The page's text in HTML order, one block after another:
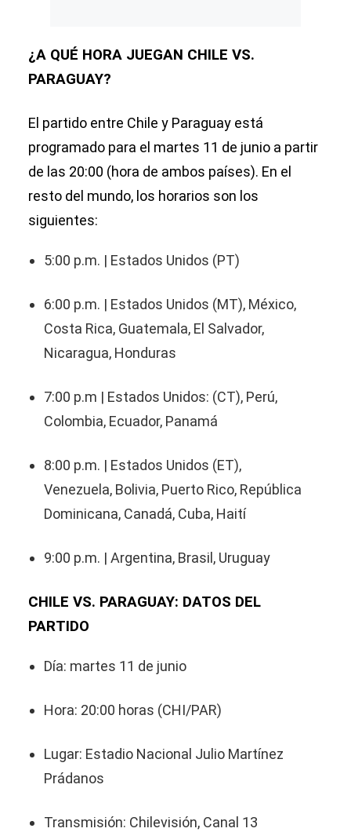
¿A QUÉ HORA JUEGAN CHILE VS.
PARAGUAY?
El partido entre Chile y Paraguay está
programado para el martes 11 de junio a partir
de las 20:00 (hora de ambos países). En el
resto del mundo, los horarios son los
siguientes:
5:00 p.m. | Estados Unidos (PT)
6:00 p.m. | Estados Unidos (MT), México,
Costa Rica, Guatemala, El Salvador,
Nicaragua, Honduras
7:00 p.m | Estados Unidos: (CT), Perú,
Colombia, Ecuador, Panamá
8:00 p.m. | Estados Unidos (ET),
Venezuela, Bolivia, Puerto Rico, República
Dominicana, Canadá, Cuba, Haití
9:00 p.m. | Argentina, Brasil, Uruguay
CHILE VS. PARAGUAY: DATOS DEL
PARTIDO
Día: martes 11 de junio
Hora: 20:00 horas (CHI/PAR)
Lugar: Estadio Nacional Julio Martínez
Prádanos
Transmisión: Chilevisión, Canal 13